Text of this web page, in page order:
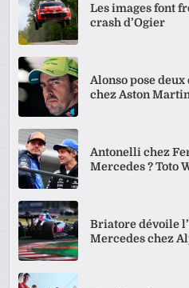
Les images font
crash d’Ogier
Alonso pose
chez Aston
Antonelli chez
Mercedes ? Toto
Briatore dévoile
Mercedes chez